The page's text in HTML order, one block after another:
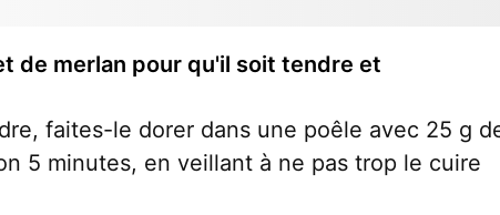
de merlan pour qu'il soit tendre et
faites-le dorer dans une poêle avec 25 g
5 minutes, en veillant à ne pas trop le cuire